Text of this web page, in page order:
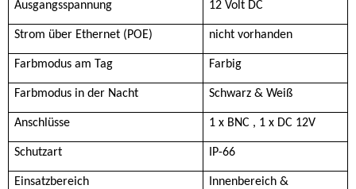
Ausgangsspannung 12 Volt DC
Strom über Ethernet (POE) nicht vorhanden
Farbmodus am Tag Farbig
Farbmodus in der Nacht Schwarz & Weiß
Anschlüsse 1 x BNC , 1 x DC 12V
Schutzart IP-66
Einsatzbereich
Innenbereich &